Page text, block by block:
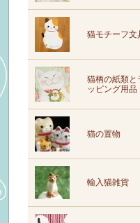
猫モチーフ文
猫柄の紙類と
ッピング用品
猫の置物
輸入猫雑貨